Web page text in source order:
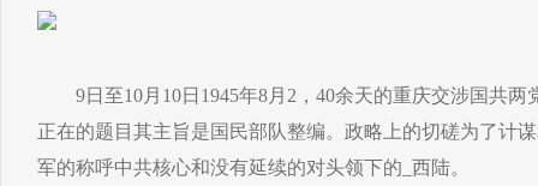
9日至10月10日1945年8月2，40余天的重庆交涉国共两
正在的题目其主旨是国民部队整编。政略上的切磋为了计
军的称呼中共核心和没有延续的对头领下的_西陆。